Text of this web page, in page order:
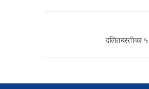
दलितबस्तीका